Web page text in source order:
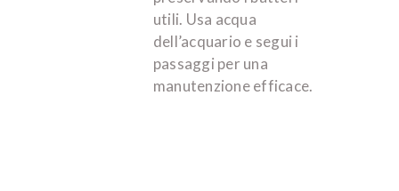
utili. Usa acqua
dell’acquario e segui i
passaggi per una
manutenzione efficace.